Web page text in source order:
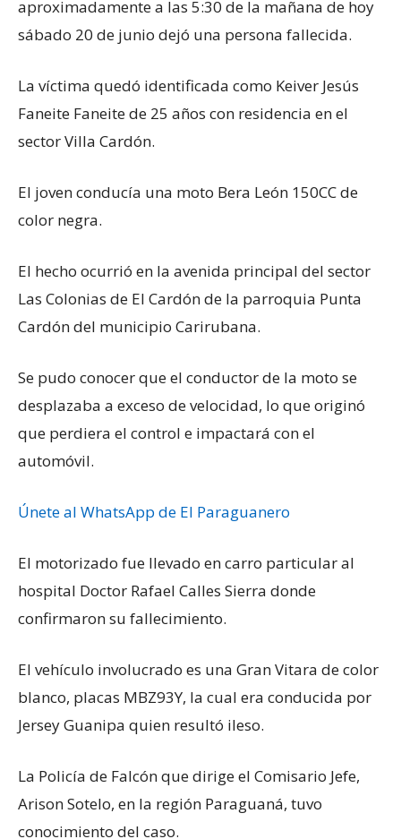
aproximadamente a las 5:30 de la mañana de hoy
sábado 20 de junio dejó una persona fallecida.
La víctima quedó identificada como Keiver Jesús
Faneite Faneite de 25 años con residencia en el
sector Villa Cardón.
El joven conducía una moto Bera León 150CC de
color negra.
El hecho ocurrió en la avenida principal del sector
Las Colonias de El Cardón de la parroquia Punta
Cardón del municipio Carirubana.
Se pudo conocer que el conductor de la moto se
desplazaba a exceso de velocidad, lo que originó
que perdiera el control e impactará con el
automóvil.
Únete al WhatsApp de El Paraguanero
El motorizado fue llevado en carro particular al
hospital Doctor Rafael Calles Sierra donde
confirmaron su fallecimiento.
El vehículo involucrado es una Gran Vitara de color
blanco, placas MBZ93Y, la cual era conducida por
Jersey Guanipa quien resultó ileso.
La Policía de Falcón que dirige el Comisario Jefe,
Arison Sotelo, en la región Paraguaná, tuvo
conocimiento del caso.